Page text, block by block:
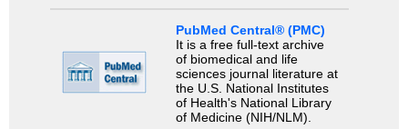
PubMed Central® (PMC)
It is a free full-text archive
of biomedical and life
sciences journal literature at
the U.S. National Institutes
of Health's National Library
of Medicine (NIH/NLM).